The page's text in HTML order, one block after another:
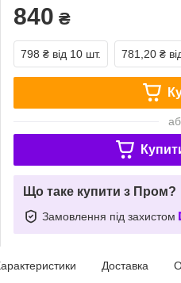
840 ₴
798 ₴ від 10 шт. 781,20 ₴
Що таке купити з Пром?
Замовлення під захистом
Доставка